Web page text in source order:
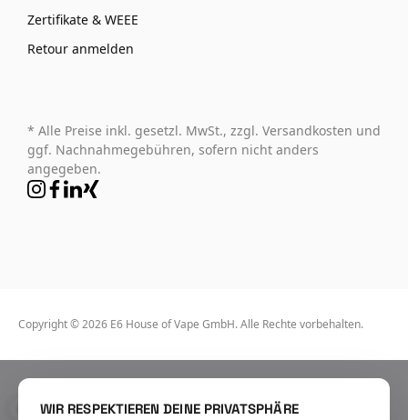
Zertifikate & WEEE
Retour anmelden
* Alle Preise inkl. gesetzl. MwSt., zzgl. Versandkosten und
ggf. Nachnahmegebühren, sofern nicht anders
angegeben.
Copyright © 2026 E6 House of Vape GmbH. Alle Rechte vorbehalten.
WIR RESPEKTIEREN DEINE PRIVATSPHÄRE